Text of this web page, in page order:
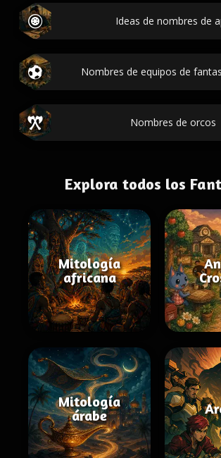
Ideas de nombres de
Nombres de equipos de
Nombres de orcos
Explora todos los
Mitología
africana
Mitología
árabe